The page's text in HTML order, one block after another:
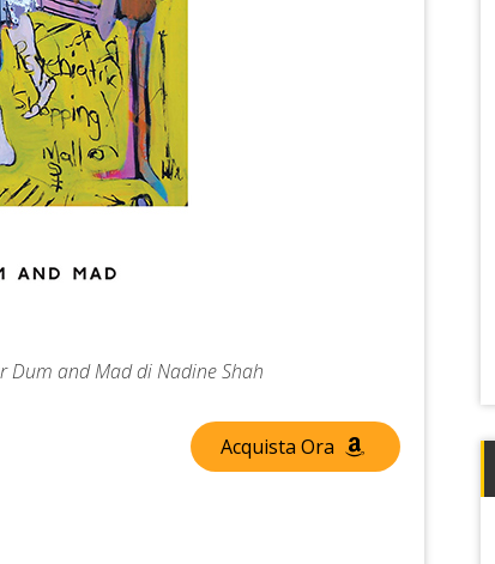
Dum and Mad di Nadine Shah
Acquista Ora